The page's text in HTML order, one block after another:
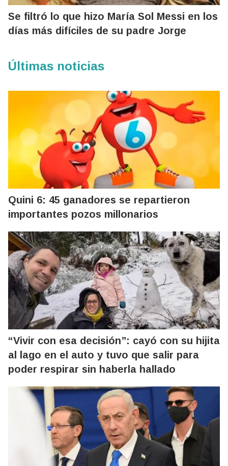
Se filtró lo que hizo María Sol Messi en los
días más difíciles de su padre Jorge
Últimas noticias
Quini 6: 45 ganadores se repartieron
importantes pozos millonarios
“Vivir con esa decisión”: cayó con su hijita
al lago en el auto y tuvo que salir para
poder respirar sin haberla hallado